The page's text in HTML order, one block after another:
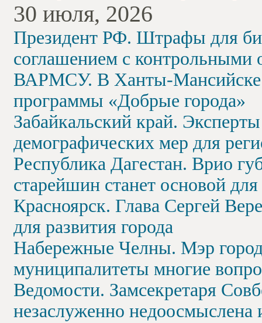
30 июля, 2026
Президент РФ. Штрафы для
соглашением с контрольными
ВАРМСУ. В Ханты-Мансийске
программы «Добрые города»
Забайкальский край.
демографических мер для
Республика Дагестан. Врио
старейшин станет основой
Красноярск. Глава Сергей
для развития города
Набережные Челны. Мэр
муниципалитеты многие
Ведомости. Замсекретаря
незаслуженно недоосмыслена